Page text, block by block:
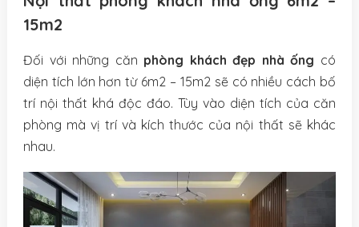
15m2
Đối với những căn phòng khách đẹp nhà ống có
diện tích lớn hơn từ 6m2 – 15m2 sẽ có nhiều cách bố
trí nội thất khá độc đáo. Tùy vào diện tích của căn
phòng mà vị trí và kích thước của nội thất sẽ khác
nhau.